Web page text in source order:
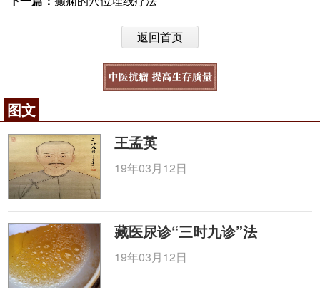
返回首页
图文
王孟英
19年03月12日
藏医尿诊“三时九诊”法
19年03月12日